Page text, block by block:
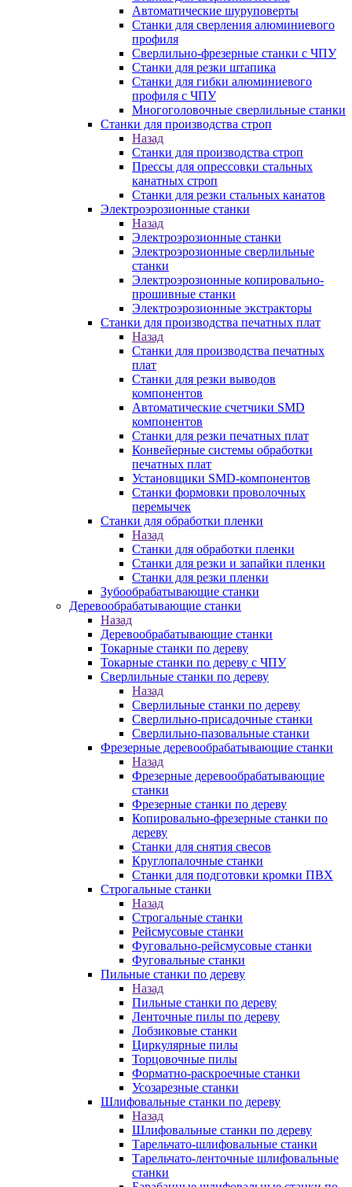
Автоматические шуруповерты
Станки для сверления алюминиевого
профиля
Сверлильно-фрезерные станки с ЧПУ
Станки для резки штапика
Станки для гибки алюминиевого
профиля с ЧПУ
Многоголовочные сверлильные станки
Станки для производства строп
Назад
Станки для производства строп
Прессы для опрессовки стальных
канатных строп
Станки для резки стальных канатов
Электроэрозионные станки
Назад
Электроэрозионные станки
Электроэрозионные сверлильные
станки
Электроэрозионные копировально-
прошивные станки
Электроэрозионные экстракторы
Станки для производства печатных плат
Назад
Станки для производства печатных
плат
Станки для резки выводов
компонентов
Автоматические счетчики SMD
компонентов
Станки для резки печатных плат
Конвейерные системы обработки
печатных плат
Установщики SMD-компонентов
Станки формовки проволочных
перемычек
Станки для обработки пленки
Назад
Станки для обработки пленки
Станки для резки и запайки пленки
Станки для резки пленки
Зубообрабатывающие станки
Деревообрабатывающие станки
Назад
Деревообрабатывающие станки
Токарные станки по дереву
Токарные станки по дереву с ЧПУ
Сверлильные станки по дереву
Назад
Сверлильные станки по дереву
Сверлильно-присадочные станки
Сверлильно-пазовальные станки
Фрезерные деревообрабатывающие станки
Назад
Фрезерные деревообрабатывающие
станки
Фрезерные станки по дереву
Копировально-фрезерные станки по
дереву
Станки для снятия свесов
Круглопалочные станки
Станки для подготовки кромки ПВХ
Строгальные станки
Назад
Строгальные станки
Рейсмусовые станки
Фуговально-рейсмусовые станки
Фуговальные станки
Пильные станки по дереву
Назад
Пильные станки по дереву
Ленточные пилы по дереву
Лобзиковые станки
Циркулярные пилы
Торцовочные пилы
Форматно-раскроечные станки
Усозарезные станки
Шлифовальные станки по дереву
Назад
Шлифовальные станки по дереву
Тарельчато-шлифовальные станки
Тарельчато-ленточные шлифовальные
станки